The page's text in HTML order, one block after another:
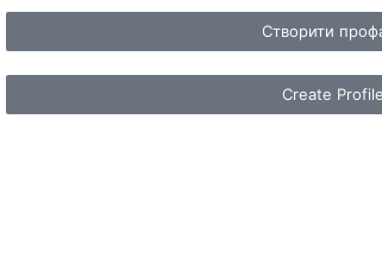
Створити
Create Profile